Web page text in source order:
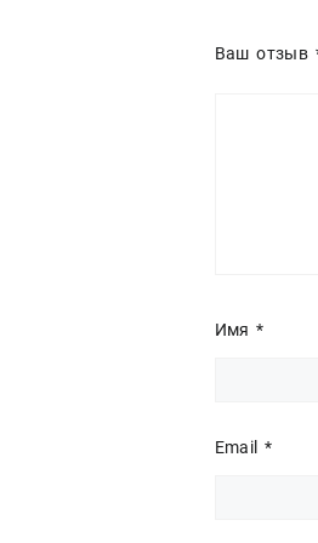
Ваш отзыв
Имя*
Email *